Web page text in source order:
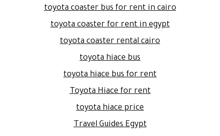
toyota coaster bus for rent in cairo
toyota coaster for rent in egypt
toyota coaster rental cairo
toyota hiace bus
toyota hiace bus for rent
Toyota Hiace for rent
toyota hiace price
Travel Guides Egypt